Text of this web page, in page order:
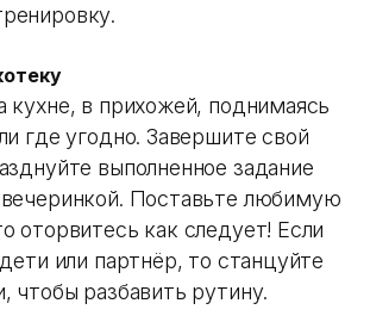
кухне, в прихожей, поднимаясь
где угодно. Завершите свой
выполненное задание
вечеринкой. Поставьте любимую
оторвитесь как следует! Если
или партнёр, то станцуйте
чтобы разбавить рутину.